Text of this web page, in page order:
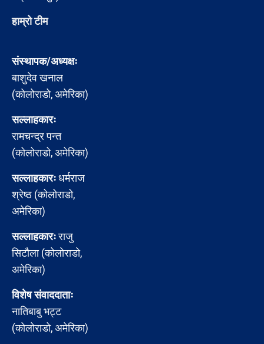
हाम्रो टीम
संस्थापक/अध्यक्षः
बाशुदेव खनाल
(कोलोराडो, अमेरिका)
सल्लाहकारः
रामचन्द्र पन्त
(कोलोराडो, अमेरिका)
सल्लाहकारःधर्मराज
श्रेष्ठ (कोलोराडो,
अमेरिका)
सल्लाहकारःराजु
सिटौला (कोलोराडो,
अमेरिका)
विशेष संवाददाताः
नातिबाबु भट्ट
(कोलोराडो, अमेरिका)